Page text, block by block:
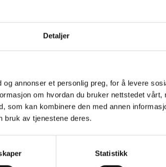
Detaljer
annonser et personlig preg, for å levere
om hvordan du bruker nettstedet vårt,
som kan kombinere den med annen
bruk av tjenestene deres.
Statistikk